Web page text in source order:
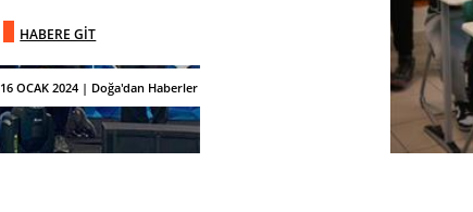
16 OCAK 2024 | Doğa'dan Haberler
HABERE GİT